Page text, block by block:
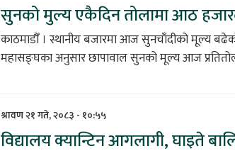
सुनको मुल्य एकैदिन तोलामा आठ
काठमाडौँ । स्थानीय बजारमा आज सुनचाँदीको मूल्य
महासङ्घका अनुसार छापावाल सुनको मूल्य आज
श्रावण २१ गते, २०८३ - १०:५५
विद्यालय क्यान्टिन आगलागी, घाइते